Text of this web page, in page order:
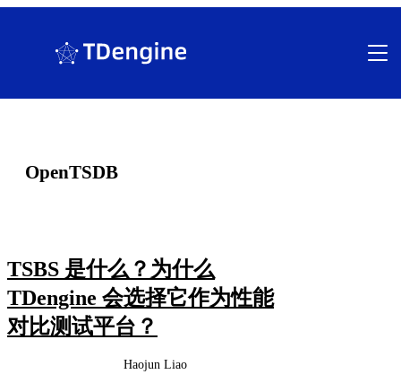
OpenTSDB
TSBS 是什么？为什么
TDengine 会选择它作为性能
对比测试平台？
Haojun Liao